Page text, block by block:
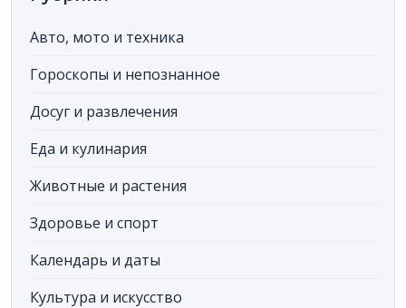
Авто, мото и техника
Гороскопы и непознанное
Досуг и развлечения
Еда и кулинария
Животные и растения
Здоровье и спорт
Календарь и даты
Культура и искусство